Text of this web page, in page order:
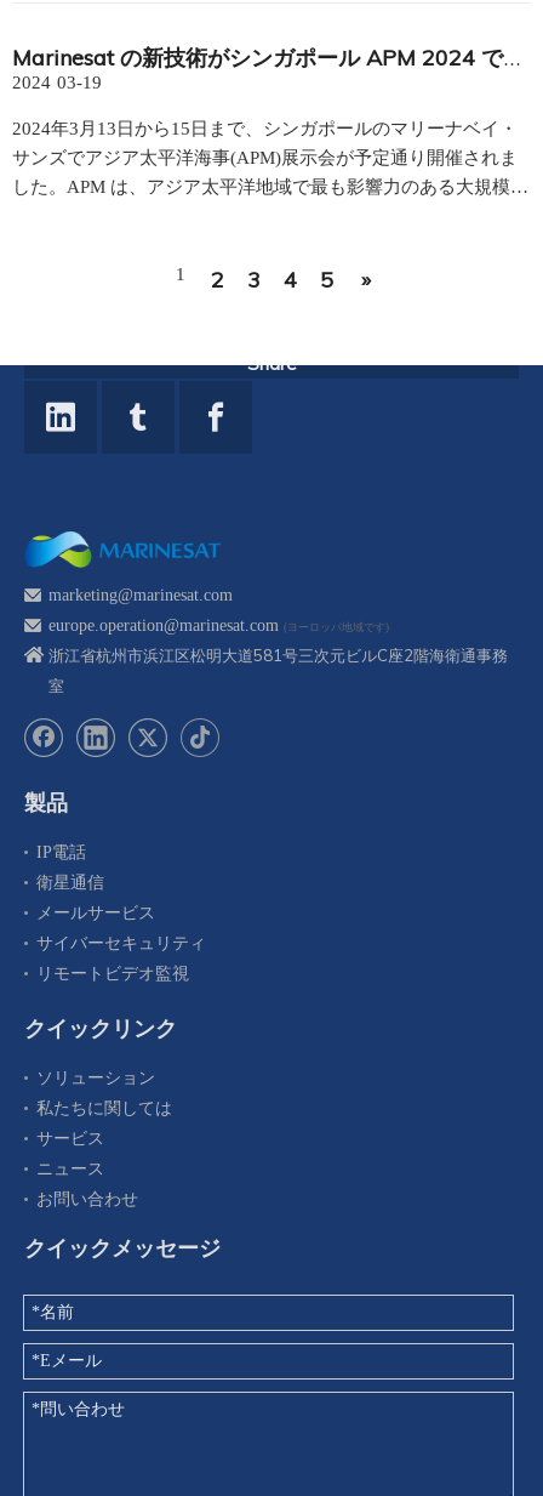
Marinesat の新技術がシンガポール APM 2024 で発表
2024年3月13日から15日まで、シンガポールのマリーナベイ・
サンズでアジア太平洋海事(APM)展示会が予定通り開催されま
した。APM は、アジア太平洋地域で最も影響力のある大規模な
2024 03-19
1 2 3 4 5 »
Share
marketing@marinesat.com
europe.operation@marinesat.com (ヨーロッパ地域です)
浙江省杭州市浜江区松明大道581号三次元ビルC座2階海衛通事務
室
製品
IP電話
衛星通信
メールサービス
サイバーセキュリティ
リモートビデオ監視
クイックリンク
ソリューション
私たちに関しては
サービス
ニュース
お問い合わせ
クイックメッセージ